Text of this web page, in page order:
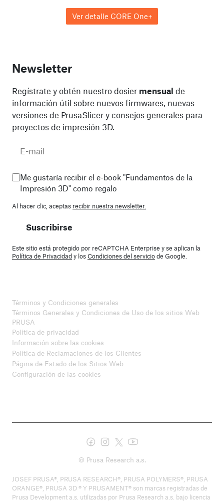
Ver detalle CORE One+
Newsletter
Regístrate y obtén nuestro dosier mensual de
información útil sobre nuevos firmwares, nuevas
versiones de PrusaSlicer y consejos generales para
proyectos de impresión 3D.
Me gustaría recibir el e-book "Fundamentos de la
Impresión 3D" como regalo
Al hacer clic, aceptas recibir nuestra newsletter.
Suscribirse
Este sitio está protegido por reCAPTCHA Enterprise y se aplican la
Política de Privacidady losCondiciones del serviciode Google.
Términos y Condiciones generales
Términos Generales y Condiciones de Uso de los sitios Web
PRUSA
Política de privacidad
Información sobre las cookies
Política de Reclamaciones de los Clientes
Página de Estado de los Sitios Web
Configuración de las cookies
© Prusa Research a.s.
JOSEF PRUSA®, PRUSA RESEARCH®, PRUSA POLYMERS®, PRUSA
ORANGE®, PRUSA 3D ® Y PRUSAMENT® son marcas registradas de
Prusa Development a.s. utilizadas por Prusa Research a.s. bajo licencia